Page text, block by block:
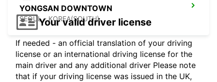
YONGSAN DOWNTOWN
SEOUL - KOREA(SOUTH)
Your valid driver license
If needed - an official translation of your driving
license or an international driving license for the
main driver and any additional driver Please note
that if your driving license was issued in the UK,